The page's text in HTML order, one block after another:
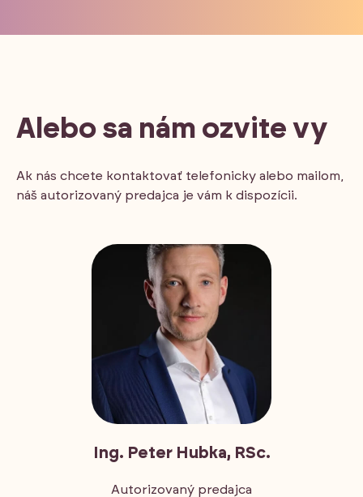
Alebo sa nám ozvite vy
Ak nás chcete kontaktovať telefonicky alebo mailom,
náš autorizovaný predajca je vám k dispozícii.
Ing. Peter Hubka, RSc.
Autorizovaný predajca